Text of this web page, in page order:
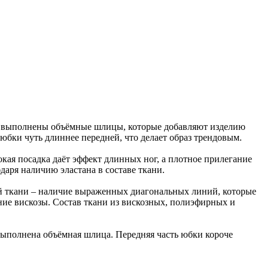
объёмные шлицы, которые добавляют изделию
чуть длиннее передней, что делает образ трендовым.
посадка даёт эффект длинных ног, а плотное прилегание
наличию эластана в составе ткани.
ткани – наличие выраженных диагональных линий, которые
вискозы. Состав ткани из вискозных, полиэфирных и
объёмная шлица. Передняя часть юбки короче